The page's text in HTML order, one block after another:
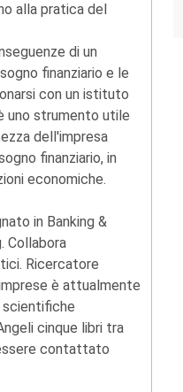
alla pratica del
di un
finanziario e le
con un istituto
uno strumento utile
dell'impresa
finanziario, in
economiche.
in Banking &
Collabora
Ricercatore
è attualmente
scientifiche
cinque libri tra
contattato